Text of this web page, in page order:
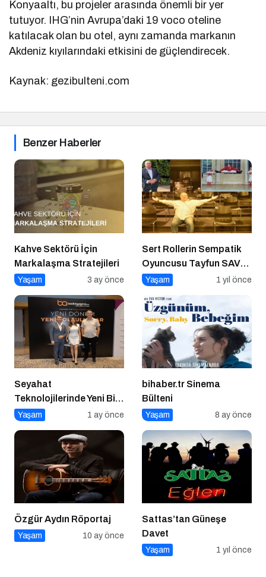
Konyaaltı, bu projeler arasında önemli bir yer
tutuyor. IHG’nin Avrupa’daki 19 voco oteline
katılacak olan bu otel, aynı zamanda markanın
Akdeniz kıyılarındaki etkisini de güçlendirecek.
Kaynak: gezibulteni.com
Benzer Haberler
Kahve Sektörü İçin
Markalaşma Stratejileri
Yaşam 3 ay önce
Sert Rollerin Sempatik
Oyuncusu Tayfun SAV
ile Söyleşi
Yaşam 1 yıl önce
Seyahat
Teknolojilerinde Yeni Bir
Dönem
Yaşam 1 ay önce
bihaber.tr Sinema
Bülteni
Yaşam 8 ay önce
Özgür Aydın Röportaj
Yaşam 10 ay önce
Sattas’tan Güneşe
Davet
Yaşam 1 yıl önce